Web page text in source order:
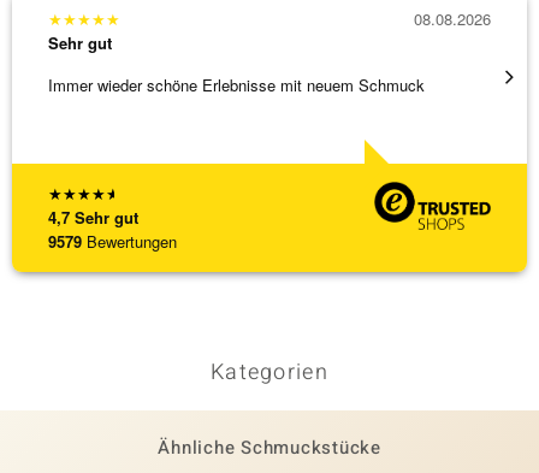
★★★★★
4,7 Sehr gut
9579 Bewertungen
★★★★★
Sehr gut
Immer wieder schöne Erlebnisse mit neuem Schmuck
08.08.2026
Kategorien
Ähnliche Schmuckstücke